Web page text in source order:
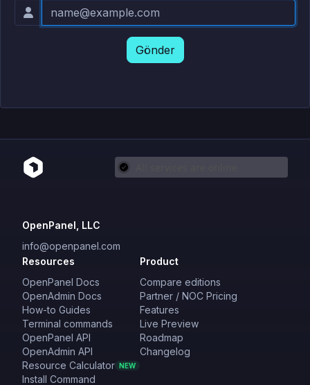
Gönder
OpenPanel, LLC
info@openpanel.com
Resources
OpenPanel Docs
OpenAdmin Docs
How-to Guides
Terminal commands
OpenPanel API
OpenAdmin API
Resource Calculator NEW
Install Command
Product
Compare editions
Partner / NOC Pricing
Features
Live Preview
Roadmap
Changelog